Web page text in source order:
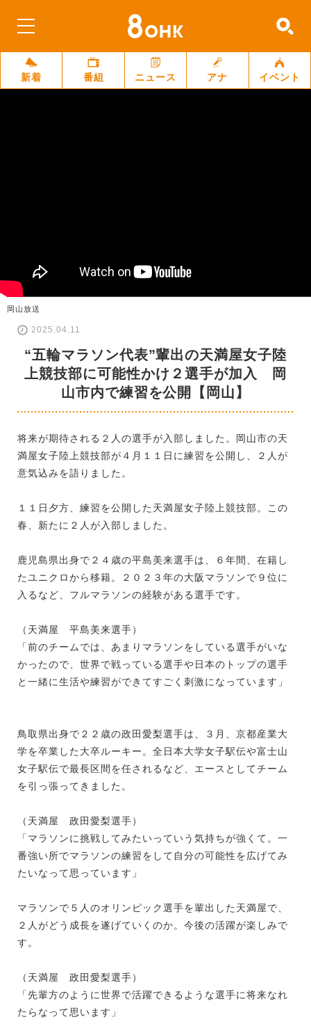
新着 番組 ニュース アナ イベント
岡山放送
2025.04.11
“五輪マラソン代表”輩出の天満屋女子陸
上競技部に可能性かけ２選手が加入 岡
山市内で練習を公開【岡山】
将来が期待される２人の選手が入部しました。岡山市の天
満屋女子陸上競技部が４月１１日に練習を公開し、２人が
意気込みを語りました。
１１日夕方、練習を公開した天満屋女子陸上競技部。この
春、新たに２人が入部しました。
鹿児島県出身で２４歳の平島美来選手は、６年間、在籍し
たユニクロから移籍。２０２３年の大阪マラソンで９位に
入るなど、フルマラソンの経験がある選手です。
（天満屋 平島美来選手）
「前のチームでは、あまりマラソンをしている選手がいな
かったので、世界で戦っている選手や日本のトップの選手
と一緒に生活や練習ができてすごく刺激になっています」
鳥取県出身で２２歳の政田愛梨選手は、３月、京都産業大
学を卒業した大卒ルーキー。全日本大学女子駅伝や富士山
女子駅伝で最長区間を任されるなど、エースとしてチーム
を引っ張ってきました。
（天満屋 政田愛梨選手）
「マラソンに挑戦してみたいっていう気持ちが強くて。一
番強い所でマラソンの練習をして自分の可能性を広げてみ
たいなって思っています」
マラソンで５人のオリンピック選手を輩出した天満屋で、
２人がどう成長を遂げていくのか。今後の活躍が楽しみで
す。
（天満屋 政田愛梨選手）
「先輩方のように世界で活躍できるような選手に将来なれ
たらなって思います」